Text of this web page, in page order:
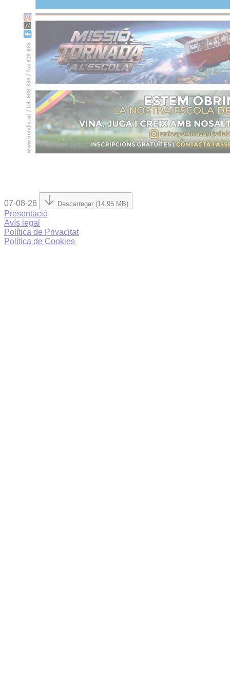
07-08-26 Descarregar (14.95 MB)
Presentació
Avís legal
Política de Privacitat
Política de Cookies